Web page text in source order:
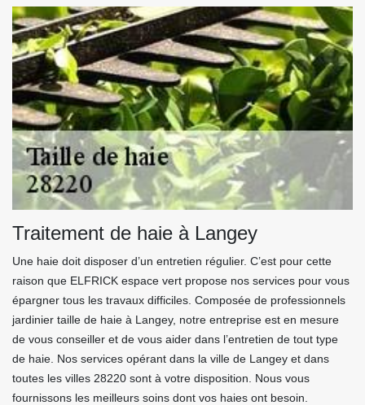
Traitement de haie à Langey
Une haie doit disposer d’un entretien régulier. C’est pour cette
raison que ELFRICK espace vert propose nos services pour vous
épargner tous les travaux difficiles. Composée de professionnels
jardinier taille de haie à Langey, notre entreprise est en mesure
de vous conseiller et de vous aider dans l’entretien de tout type
de haie. Nos services opérant dans la ville de Langey et dans
toutes les villes 28220 sont à votre disposition. Nous vous
fournissons les meilleurs soins dont vos haies ont besoin.